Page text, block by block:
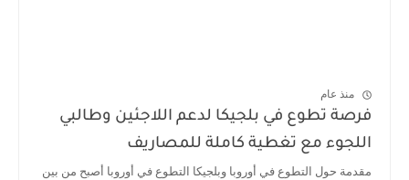
منذ عام
فرصة تطوع في بلجيكا لدعم اللاجئين وطالبي
اللجوء مع تغطية كاملة للمصاريف
مقدمة حول التطوع في أوروبا وبلجيكا التطوع في أوروبا أصبح من بين